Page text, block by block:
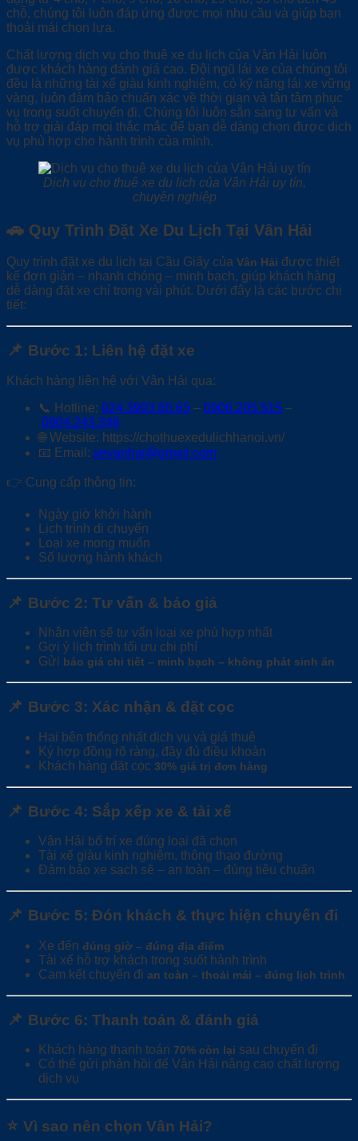
chỗ, chúng tôi luôn đáp ứng được mọi nhu cầu và giúp bạn
thoải mái chọn lựa.
Chất lượng dịch vụ cho thuê xe du lịch của Vân Hải luôn
được khách hàng đánh giá cao. Đội ngũ lái xe của chúng tôi
đều là những tài xế giàu kinh nghiệm, có kỹ năng lái xe vững
vàng, luôn đảm bảo chuẩn xác về thời gian và tận tâm phục
vụ trong suốt chuyến đi. Chúng tôi luôn sẵn sàng tư vấn và
hỗ trợ giải đáp mọi thắc mắc để bạn dễ dàng chọn được dịch
vụ phù hợp cho hành trình của mình.
Dịch vụ cho thuê xe du lịch của Vân Hải uy tín,
chuyên nghiệp
🚗 Quy Trình Đặt Xe Du Lịch Tại Vân Hải
Quy trình đặt xe du lịch tại Cầu Giấy của Vân Hải được thiết
kế đơn giản – nhanh chóng – minh bạch, giúp khách hàng
dễ dàng đặt xe chỉ trong vài phút. Dưới đây là các bước chi
tiết:
📌 Bước 1: Liên hệ đặt xe
Khách hàng liên hệ với Vân Hải qua:
📞 Hotline: 024.3993.65.65 – 0906.295.515 –
0904.243.346
🌐 Website: https://chothuexedulichhanoi.vn/
📧 Email: xevanhai@gmail.com
👉 Cung cấp thông tin:
Ngày giờ khởi hành
Lịch trình di chuyển
Loại xe mong muốn
Số lượng hành khách
📌 Bước 2: Tư vấn & báo giá
Nhân viên sẽ tư vấn loại xe phù hợp nhất
Gợi ý lịch trình tối ưu chi phí
Gửi báo giá chi tiết – minh bạch – không phát sinh ẩn
📌 Bước 3: Xác nhận & đặt cọc
Hai bên thống nhất dịch vụ và giá thuê
Ký hợp đồng rõ ràng, đầy đủ điều khoản
Khách hàng đặt cọc 30% giá trị đơn hàng
📌 Bước 4: Sắp xếp xe & tài xế
Vân Hải bố trí xe đúng loại đã chọn
Tài xế giàu kinh nghiệm, thông thạo đường
Đảm bảo xe sạch sẽ – an toàn – đúng tiêu chuẩn
📌 Bước 5: Đón khách & thực hiện chuyến đi
Xe đến đúng giờ – đúng địa điểm
Tài xế hỗ trợ khách trong suốt hành trình
Cam kết chuyến đi an toàn – thoải mái – đúng lịch trình
📌 Bước 6: Thanh toán & đánh giá
Khách hàng thanh toán 70% còn lại sau chuyến đi
Có thể gửi phản hồi để Vân Hải nâng cao chất lượng
dịch vụ
⭐ Vì sao nên chọn Vân Hải?